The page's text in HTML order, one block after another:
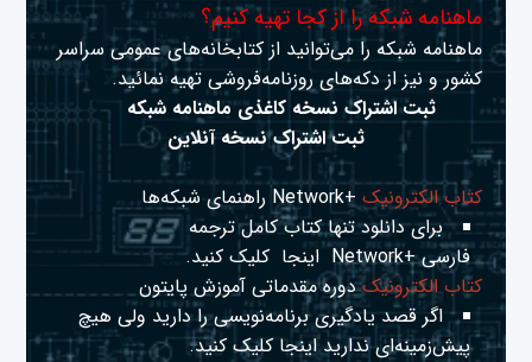
ماهنامه شبکه را از کجا تهیه کنیم؟
ماهنامه شبکه را می‌توانید از کتابخانه‌های عمومی سراسر
کشور و نیز از دکه‌های روزنامه‌فروشی تهیه نمائید.
ثبت اشتراک نسخه کاغذی ماهنامه شبکه
ثبت اشتراک نسخه آنلاین
کتاب الکترونیک+Network راهنمای شبکه‌ها
برای دانلود تنها کتاب کامل ترجمه
فارسی +Network
اینجا کلیک کنید.
کتاب الکترونیکدوره مقدماتی آموزش پایتون
اگر قصد یادگیری برنامه‌نویسی را دارید ولی هیچ
پیش‌زمینه‌ای نداریداینجا کلیک کنید.